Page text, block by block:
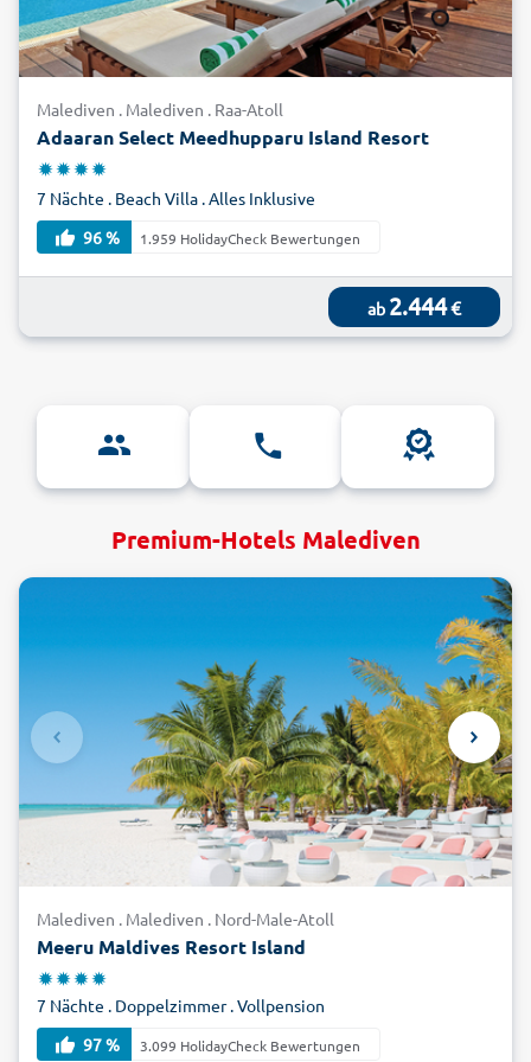
Malediven . Malediven . Raa-Atoll
Adaaran Select Meedhupparu Island Resort
7 Nächte . Beach Villa . Alles Inklusive
96 %
1.959 HolidayCheck Bewertungen
ab 2.444€
Premium-Hotels Malediven
Malediven . Malediven . Nord-Male-Atoll
Meeru Maldives Resort Island
7 Nächte . Doppelzimmer . Vollpension
97 %
3.099 HolidayCheck Bewertungen